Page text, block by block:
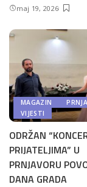
maj 19, 2026
MAGAZIN
VIJESTI
ODRŽAN
PRIJATELJIMA” U
PRNJAVORU
DANA GRADA